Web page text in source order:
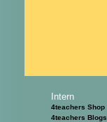
Intern
4teachers Shop
4teachers Blogs